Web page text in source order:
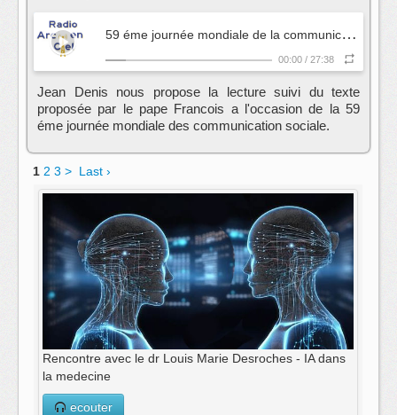
5
9 éme journée mondiale de la communication
00:00 / 27:38
Jean Denis nous propose la lecture suivi du texte
proposée par le pape Francois a l'occasion de la 59
éme journée mondiale des communication sociale.
1 2 3 > Last ›
Rencontre avec le dr Louis Marie Desroches - IA dans
la medecine
ecouter